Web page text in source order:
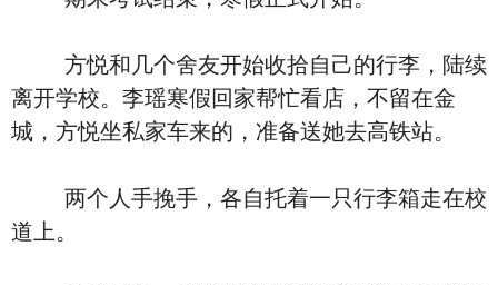
方悦和几个舍友开始收拾自己的行李，陆续
离开学校。李瑶寒假回家帮忙看店，不留在金
城，方悦坐私家车来的，准备送她去高铁站。
两个人手挽手，各自托着一只行李箱走在校
道上。